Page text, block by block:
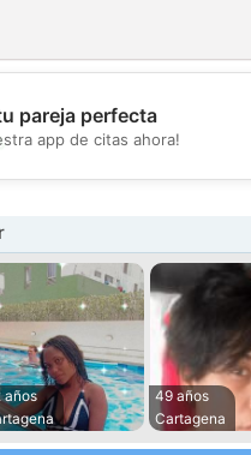
pareja perfecta
app de citas ahora!
años
49 años
Cartagena